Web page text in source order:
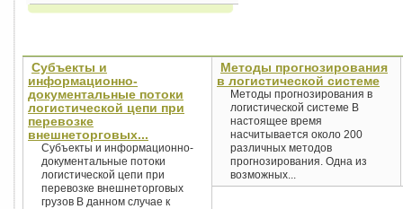
Субъекты и
информационно-
документальные потоки
логистической цепи при
перевозке
внешнеторговых...
Субъекты и информационно-
документальные потоки
логистической цепи при
перевозке внешнеторговых
грузов В данном случае к
Методы прогнозирования
в логистической системе
Методы прогнозирования в
логистической системе В
настоящее время
насчитывается около 200
различных методов
прогнозирования. Одна из
возможных...